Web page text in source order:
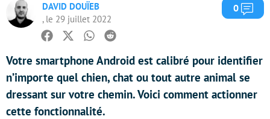
DAVID DOUÏEB
, le 29 juillet 2022
0
Facebook
TwitterWhatsapp
Reddit
Votre smartphone Android est calibré pour identifier
n’importe quel chien, chat ou tout autre animal se
dressant sur votre chemin. Voici comment actionner
cette fonctionnalité.